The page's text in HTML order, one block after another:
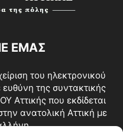
ΕΜΑΣ
του ηλεκτρονικού
της συντακτικής
Αττικής που εκδίδεται
ανατολική Αττική με